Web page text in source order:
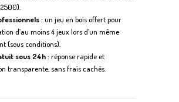
: un jeu en bois offert pour
d’au moins 4 jeux lors d’un même
(sous conditions).
sous 24h: réponse rapide et
transparente, sans frais cachés.